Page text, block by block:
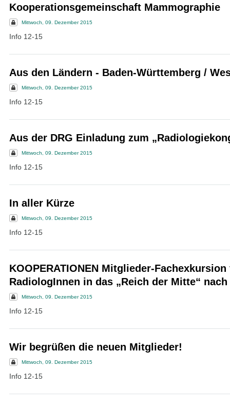
Kooperationsgemeinschaft Mammographie
Mittwoch, 09. Dezember 2015
Info 12-15
Aus den Ländern - Baden-Württemberg /
Mittwoch, 09. Dezember 2015
Info 12-15
Aus der DRG Einladung zum
Mittwoch, 09. Dezember 2015
Info 12-15
In aller Kürze
Mittwoch, 09. Dezember 2015
Info 12-15
KOOPERATIONEN Mitglieder-Fachexkursion
RadiologInnen in das „Reich der Mitte“ nach
Mittwoch, 09. Dezember 2015
Info 12-15
Wir begrüßen die neuen Mitglieder!
Mittwoch, 09. Dezember 2015
Info 12-15